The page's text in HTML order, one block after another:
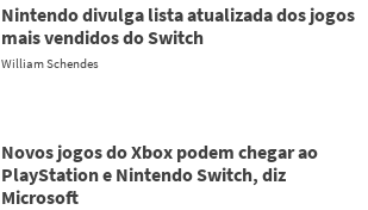
Nintendo divulga lista atualizada dos jogos
mais vendidos do Switch
William Schendes
Novos jogos do Xbox podem chegar ao
PlayStation e Nintendo Switch, diz
Microsoft